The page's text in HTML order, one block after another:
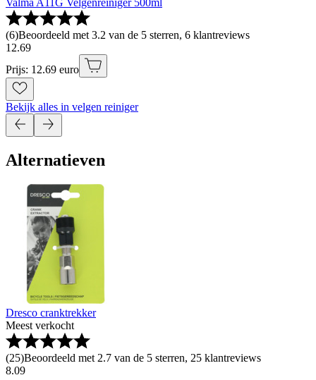
Valma A11G Velgenreiniger 500ml
(6)Beoordeeld met 3.2 van de 5 sterren, 6 klantreviews
12.69
Prijs: 12.69 euro
Bekijk alles in velgen reiniger
Alternatieven
Dresco cranktrekker
Meest verkocht
(25)Beoordeeld met 2.7 van de 5 sterren, 25 klantreviews
8.09